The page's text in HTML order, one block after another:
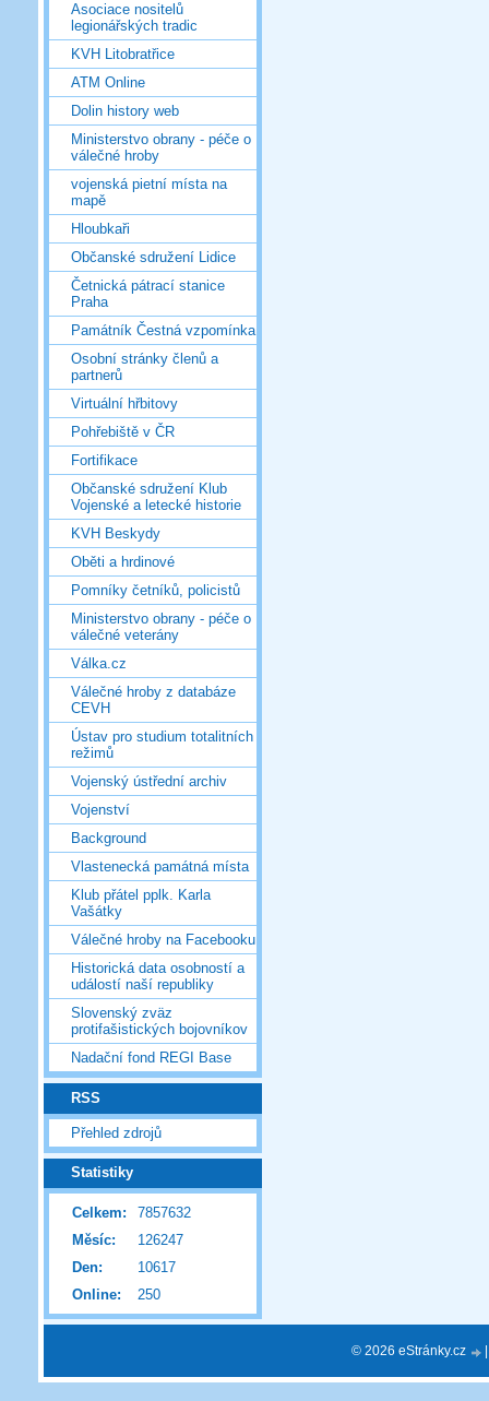
Asociace nositelů
legionářských tradic
KVH Litobratřice
ATM Online
Dolin history web
Ministerstvo obrany - péče o
válečné hroby
vojenská pietní místa na
mapě
Hloubkaři
Občanské sdružení Lidice
Četnická pátrací stanice
Praha
Památník Čestná vzpomínka
Osobní stránky členů a
partnerů
Virtuální hřbitovy
Pohřebiště v ČR
Fortifikace
Občanské sdružení Klub
Vojenské a letecké historie
KVH Beskydy
Oběti a hrdinové
Pomníky četníků, policistů
Ministerstvo obrany - péče o
válečné veterány
Válka.cz
Válečné hroby z databáze
CEVH
Ústav pro studium totalitních
režimů
Vojenský ústřední archiv
Vojenství
Background
Vlastenecká památná místa
Klub přátel pplk. Karla
Vašátky
Válečné hroby na Facebooku
Historická data osobností a
událostí naší republiky
Slovenský zväz
protifašistických bojovníkov
Nadační fond REGI Base
RSS
Přehled zdrojů
Statistiky
Online: 250
Celkem:
7857632
Měsíc:
126247
Den:
10617
© 2026 eStránky.cz